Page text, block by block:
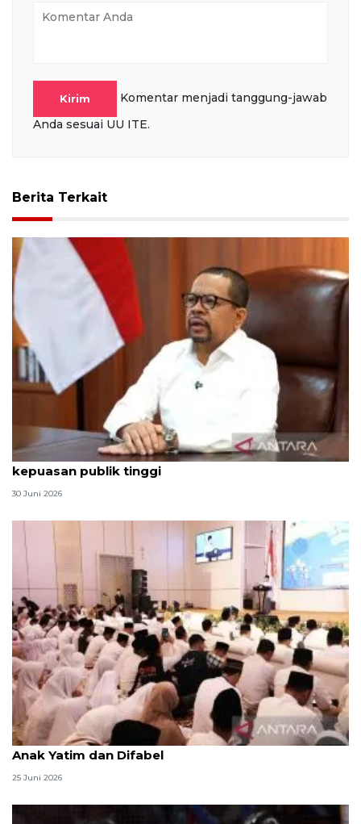
Kirim
Komentar menjadi tanggung-jawab
Anda sesuai UU ITE.
Berita Terkait
Qodari: Pemerintah tak puas diri meski tingkat
kepuasan publik tinggi
30 Juni 2026
Menag jadikan setiap 10 Muharam sebagai Lebaran
Anak Yatim dan Difabel
25 Juni 2026